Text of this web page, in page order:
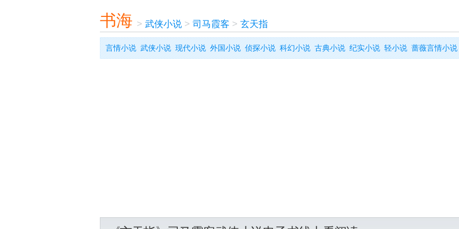
书海 > 武侠小说> 司马霞客 > 玄天指
言情小说 武侠小说 现代小说 外国小说 侦探小说 科幻小说 古典小说 纪实小说 轻小说 蔷薇言情小说